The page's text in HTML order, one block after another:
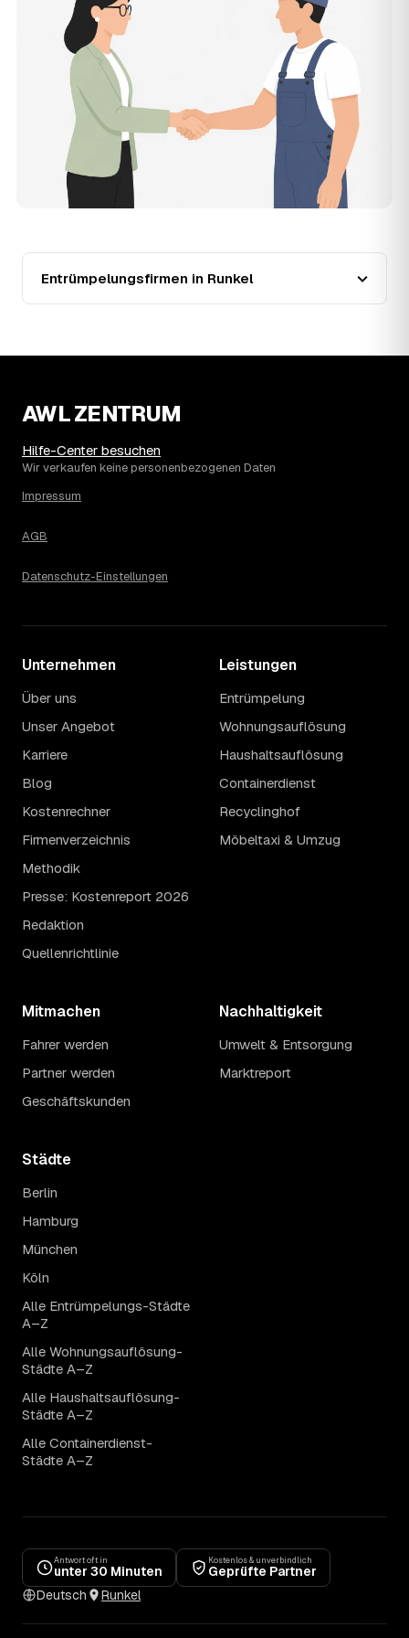
der Entrümpler, den Sie selbst auswählen.
Was kostet die Entrümpelung einer normalen
Wohnung in Runkel?
Für eine durchschnittliche Wohnung mit rund 65 m² liegen
die Kosten in Runkel bei etwa 1.840 €, das entspricht im
Schnitt rund 32,8 € je Quadratmeter. Zugänglichkeit
(Etage, Aufzug), Menge und Sperrmüllanteil verschieben
den Preis nach oben oder unten — den genauen
Festpreis nennt Ihnen der Entrümpler nach kurzer
Beschreibung.
Werden Entrümpelungen in Runkel in Zukunft
Seit 2020 verlief die Preisentwicklung in Runkel steigend
(+34 %), mit dem bisherigen Höchststand im Jahr 2022.
Eine Prognose lässt sich daraus nicht ableiten, aber die
Daten zeigen: Wer frühzeitig anfragt, sichert sich das
Die Spanne ergibt sich vor allem aus Menge und
eher am unteren Ende, eine voll möblierte Wohnung mit
Etage ohne Aufzug oder viel Sperrmüll eher am oberen.
Sondermüllanteil verschieben den Endpreis. Den genauen
kostenlosen Einschätzung.
Entrümpelungsfirmen in Runkel
AWL ZENTRUM
Hilfe-Center besuchen
Wir verkaufen keine personenbezogenen Daten
Impressum
AGB
Datenschutz-Einstellungen
Unternehmen
Über uns
Unser Angebot
Karriere
Blog
Kostenrechner
Firmenverzeichnis
Methodik
Presse: Kostenreport 2026
Redaktion
Quellenrichtlinie
Leistungen
Entrümpelung
Wohnungsauflösung
Haushaltsauflösung
Containerdienst
Recyclinghof
Möbeltaxi & Umzug
Mitmachen
Fahrer werden
Partner werden
Geschäftskunden
Nachhaltigkeit
Umwelt & Entsorgung
Marktreport
Städte
Berlin
Hamburg
München
Köln
Alle Entrümpelungs-Städte
A–Z
Alle Wohnungsauflösung-
Städte A–Z
Alle Haushaltsauflösung-
Städte A–Z
Alle Containerdienst-
Städte A–Z
Antwort oft in
unter 30 Minuten
Kostenlos & unverbindlich
Geprüfte Partner
Deutsch
Runkel